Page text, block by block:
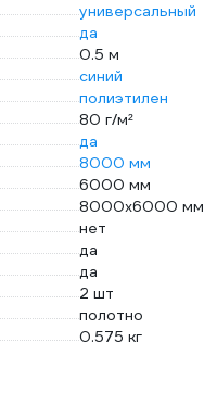
универсальный
да
0.5 м
синий
полиэтилен
80 г/м²
да
8000 мм
6000 мм
8000x6000 мм
нет
да
да
2 шт
полотно
0.575 кг